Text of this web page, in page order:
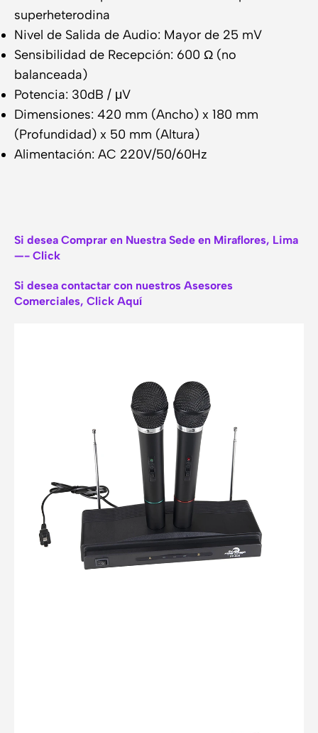
superheterodina
Nivel de Salida de Audio: Mayor de 25 mV
Sensibilidad de Recepción: 600 Ω (no
balanceada)
Potencia: 30dB / μV
Dimensiones: 420 mm (Ancho) x 180 mm
(Profundidad) x 50 mm (Altura)
Alimentación: AC 220V/50/60Hz
Si desea Comprar en Nuestra Sede en Miraflores, Lima
—- Click
Si desea contactar con nuestros Asesores
Comerciales, Click Aquí